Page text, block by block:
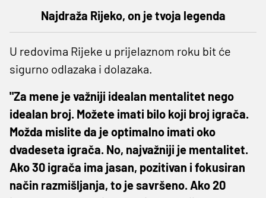
Najdraža Rijeko, on je tvoja legenda
U redovima Rijeke u prijelaznom roku bit će
sigurno odlazaka i dolazaka.
"Za mene je važniji idealan mentalitet nego
idealan broj. Možete imati bilo koji broj igrača.
Možda mislite da je optimalno imati oko
dvadeseta igrača. No, najvažniji je mentalitet.
Ako 30 igrača ima jasan, pozitivan i fokusiran
način razmišljanja, to je savršeno. Ako 20